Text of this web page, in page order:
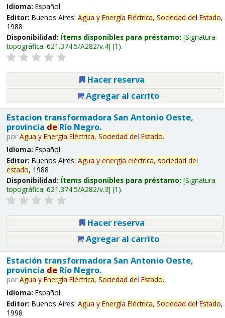
Idioma: Español
Editor: Buenos Aires: Agua y Energía Eléctrica, Sociedad del Estado,
1988
Disponibilidad: Ítems disponibles para préstamo: Signatura
topográfica: 621.374.5/A282/v.4 (1).
Hacer reserva
Agregar al carrito
Estacion transformadora San Antonio Oeste,
provincia deRío Negro.
por Agua y Energía Eléctrica, Sociedad del Estado.
Idioma: Español
Editor: Buenos Aires: Agua y energía eléctrica, sociedad del
estado, 1988
Disponibilidad: Ítems disponibles para préstamo: Signatura
topográfica: 621.374.5/A282/v.3 (1).
Hacer reserva
Agregar al carrito
Estación transformadora San Antonio Oeste,
provincia deRío Negro.
por Agua y Energía Eléctrica, Sociedad del Estado.
Idioma: Español
Editor: Buenos Aires: Agua y Energía Eléctrica, Sociedad del Estado,
1998